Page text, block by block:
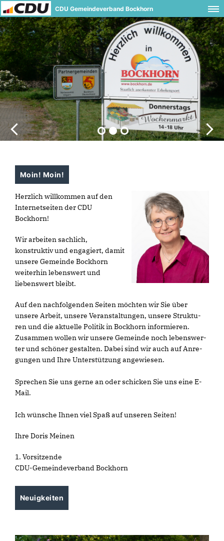
CDU Gemeindeverband Bockhorn
Moin! Moin!
Herzlich willkommen auf den
Internetseiten der CDU
Bockhorn!
Wir arbeiten sachlich,
konstruktiv und engagiert, damit
unsere Gemeinde Bockhorn
weiterhin lebenswert und
liebenswert bleibt.
Auf den nach­fol­gen­den Sei­ten möch­ten wir Sie über
unsere Arbeit, unsere Ver­an­stal­tun­gen, unsere Struk­tu­
ren und die aktu­elle Poli­tik in Bockhorn infor­mie­ren.
Zusam­men wol­len wir unsere Gemeinde noch lebens­wer­
ter und schö­ner gestal­ten. Dabei sind wir auch auf Anre­
gun­gen und Ihre Unter­stüt­zung ange­wie­sen.
Spre­chen Sie uns gerne an oder schi­cken Sie uns eine E-
Mail.
Ich wün­sche Ihnen viel Spaß auf unse­ren Seiten!
Ihre Doris Meinen
1. Vorsitzende
CDU-Gemeindeverband Bockhorn
Neuigkeiten